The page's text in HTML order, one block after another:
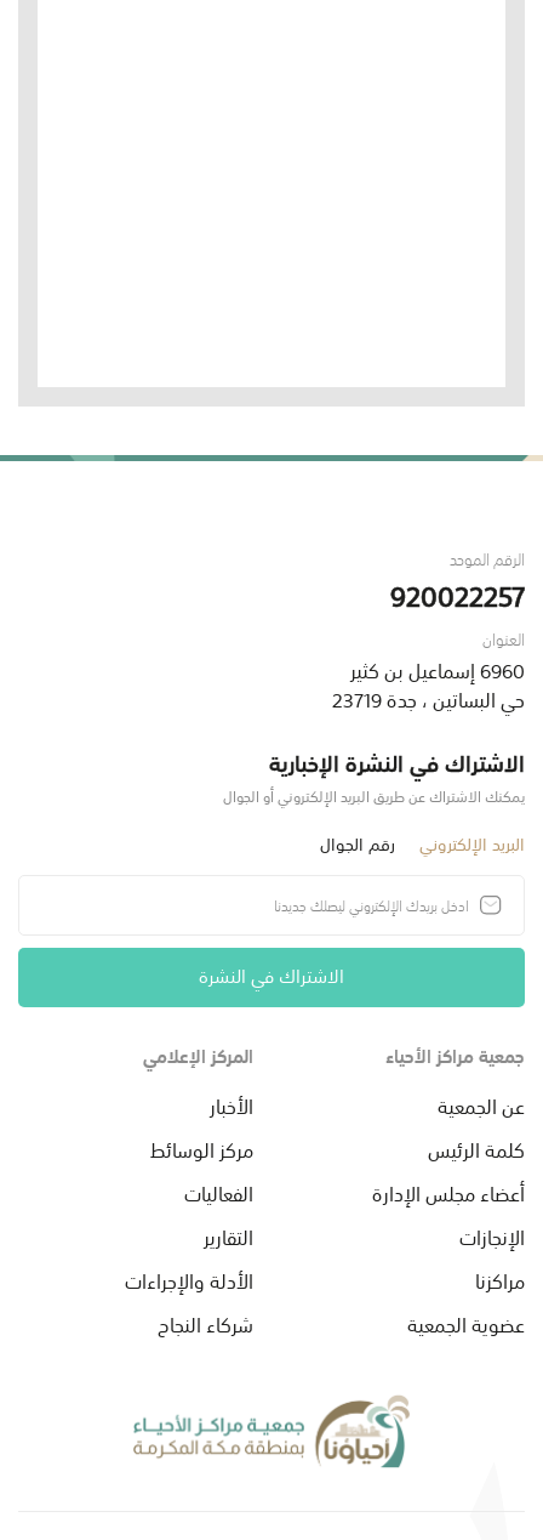
الرقم الموحد
920022257
العنوان
6960 إسماعيل بن كثير
حي البساتين ، جدة 23719
الاشتراك في النشرة الإخبارية
يمكنك الاشتراك عن طريق البريد الإلكتروني أو الجوال
البريد الإلكتروني رقم الجوال
الاشتراك في النشرة
جمعية مراكز الأحياء
عن الجمعية
كلمة الرئيس
أعضاء مجلس الإدارة
الإنجازات
مراكزنا
عضوية الجمعية
المركز الإعلامي
الأخبار
مركز الوسائط
الفعاليات
التقارير
الأدلة والإجراءات
شركاء النجاح